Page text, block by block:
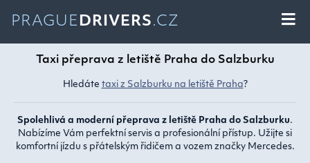
PRAGUE DRIVERS.CZ
Taxi přeprava z letiště Praha do Salzburku
Hledáte taxi z Salzburku na letiště Praha?
Spolehlivá a moderní přeprava z letiště Praha do Salzburku.
Nabízíme Vám perfektní servis a profesionální přístup. Užijte si
komfortní jízdu s přátelským řidičem a vozem značky Mercedes.